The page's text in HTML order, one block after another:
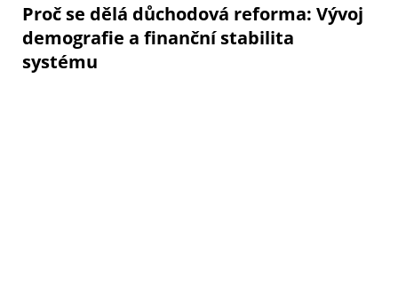
Proč se dělá důchodová reforma: Vývoj
demografie a finanční stabilita
systému